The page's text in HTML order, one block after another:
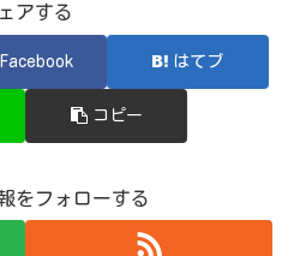
アする
Facebook はてブ
コピー
をフォローする